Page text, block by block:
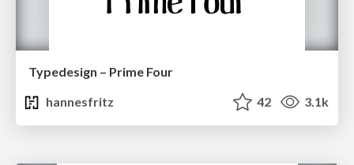
Typedesign – Prime Four
hannesfritz
42 3.1k